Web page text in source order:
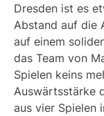
Dresden ist es
Abstand auf die
auf einem
das Team von
Spielen keins
Auswärtsstärke
aus vier Spielen